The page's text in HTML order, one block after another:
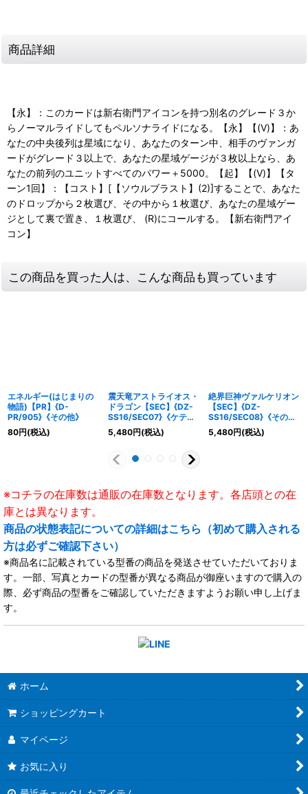
商品詳細
【永】：このカードは新右衛門アイコンを持つ別名のグレード３か
らノーマルライドしてもペルソナライドになる。【永】【(V)】：あ
なたの中央後列は星域になり、あなたのターン中、相手のヴァンガ
ードがグレード３以上で、あなたの星域ゲージが３枚以上なら、あ
なたの前列のユニットすべてのパワー＋5000。【起】【(V)】【タ
ーン1回】：【コスト】[【ソウルブラスト】(2)]することで、あなた
のドロップから２枚選び、その中から１枚選び、あなたの星域ゲー
ジとして裏で置き、１枚選び、 (R)にコールする。【新右衛門アイ
コン】
この商品を買った人は、こんな商品も買っています
エネルギー(はじまりの
物語)【PR】{D-
PR/905}《その他》
80円(税込)
震天竜アストライオス・
ドラゴン【SEC】{DZ-
SS16/SEC07}《ケテル
サンクチュアリ》
5,480円(税込)
絶界巨神ヴァルケリオン
【SEC】{DZ-
SS16/SEC08}《その
他》
5,480円(税込)
※コチラの在庫数は通販の在庫数となります。各店頭との在
庫とは異なります。
商品の状態表記についての詳細はこちら（初めて購入される
方は必ずご確認下さい）
※商品名に記載されている型番の商品を発送させていただいておりま
す。一部、写真とカードの型番が異なる商品が御座いますので購入の
際、必ず商品の型番をご確認していただきますようお願い申し上げま
す。
ホーム
ショッピングカート
マイページ
お気に入り